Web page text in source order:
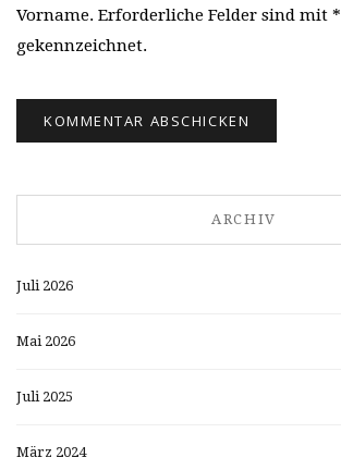
Vorname. Erforderliche Felder sind mit *
gekennzeichnet.
ARCHIV
Juli 2026
Mai 2026
Juli 2025
März 2024